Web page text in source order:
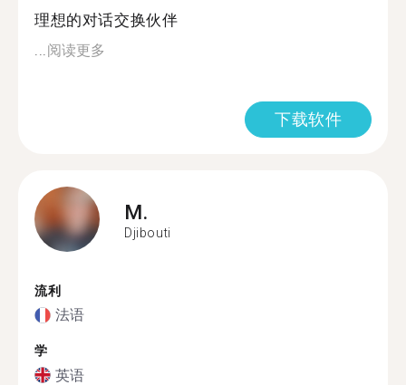
理想的对话交换伙伴
阅读更多
下载软件
M.
Djibouti
流利
法语
学
英语